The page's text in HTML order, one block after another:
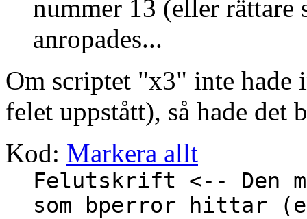
nummer 13 (eller rättare
anropades...
Om scriptet "x3" inte hade
felet uppstått), så hade det
Kod: Markera allt
Felutskrift <-- Den
som bperror hittar